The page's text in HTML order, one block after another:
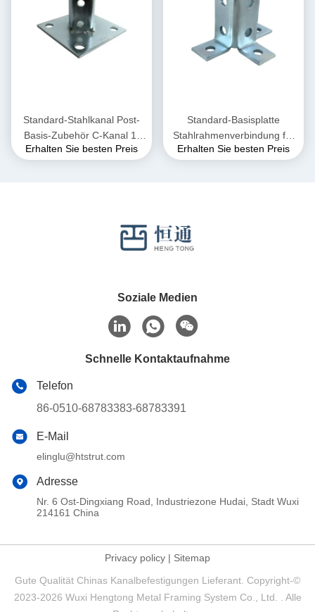
Standard-Stahlkanal Post-
Basis-Zubehör C-Kanal 1-
5/8"
Erhalten Sie besten Preis
Standard-Basisplatte
Stahlrahmenverbindung für
Kanal 15-20Kg
Erhalten Sie besten Preis
Soziale Medien
Schnelle Kontaktaufnahme
Telefon
86-0510-68783383-68783391
E-Mail
elinglu@htstrut.com
Adresse
Nr. 6 Ost-Dingxiang Road, Industriezone Hudai, Stadt Wuxi
214161 China
Privacy policy | Sitemap
Gute Qualität Chinas Kanalbefestigungen Lieferant. Copyright-©
2023-2026 Wuxi Hengtong Metal Framing System Co., Ltd. . Alle